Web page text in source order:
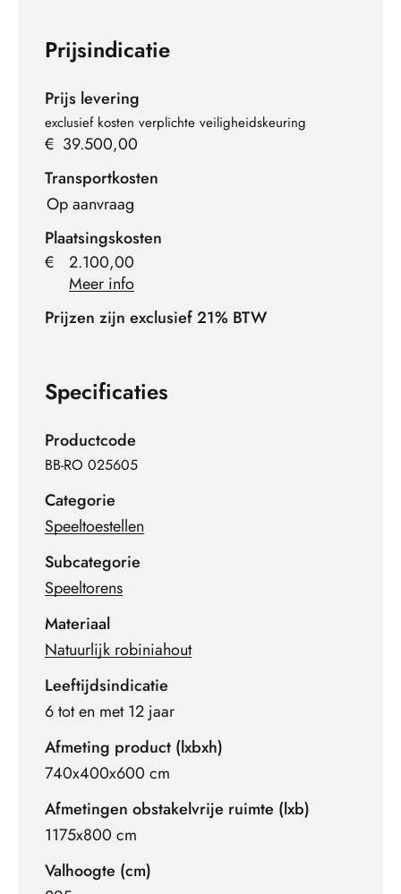
Prijsindicatie
Prijs levering
exclusief kosten verplichte veiligheidskeuring
€ 39.500,00
Transportkosten
Op aanvraag
Plaatsingskosten
€
2.100,00
Meer info
Prijzen zijn exclusief 21% BTW
Specificaties
Productcode
BB-RO 025605
Categorie
Speeltoestellen
Subcategorie
Speeltorens
Materiaal
Natuurlijk robiniahout
Leeftijdsindicatie
6 tot en met 12 jaar
Afmeting product (lxbxh)
740x400x600 cm
Afmetingen obstakelvrije ruimte (lxb)
1175x800 cm
Valhoogte (cm)